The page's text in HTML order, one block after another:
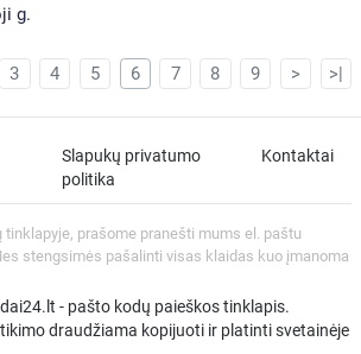
g.
3 4 5 6 7 8 9 > >|
Slapukų privatumo
politika
Kontaktai
prašome pranešti mums el. paštu
stengsimės pašalinti visas klaidas kuo įmanoma
- pašto kodų paieškos tinklapis.
draudžiama kopijuoti ir platinti svetainėje